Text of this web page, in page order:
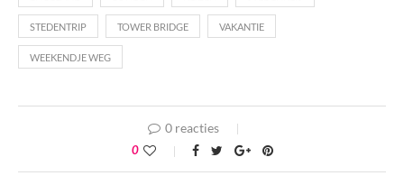
STEDENTRIP TOWER BRIDGE VAKANTIE
WEEKENDJE WEG
0 reacties
0